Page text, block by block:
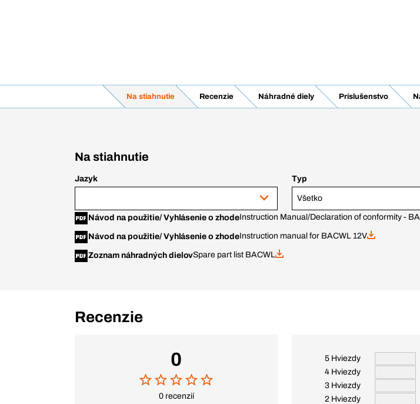
Na stiahnutie Recenzie Náhradné diely Príslušenstvo
Na stiahnutie
Jazyk Typ
Všetko
Návod na použitie/ Vyhlásenie o zhodeInstruction Manual/Declaration of conformity -
Návod na použitie/ Vyhlásenie o zhodeInstruction manual for BACWL 12V
Zoznam náhradných dielovSpare part list BACWL
Recenzie
0
0 recenzií
5 Hviezdy
4 Hviezdy
3 Hviezdy
2 Hviezdy